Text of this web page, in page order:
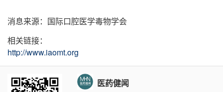
消息来源：国际口腔医学毒物学会
相关链接：
http://www.iaomt.org
医药健闻